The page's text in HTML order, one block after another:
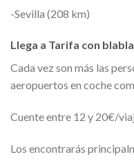
-Sevilla (208 km)
Llega a Tarifa con
Cada vez son más las
aeropuertos en coche
Cuente entre 12 y 20€/
Los encontrarás